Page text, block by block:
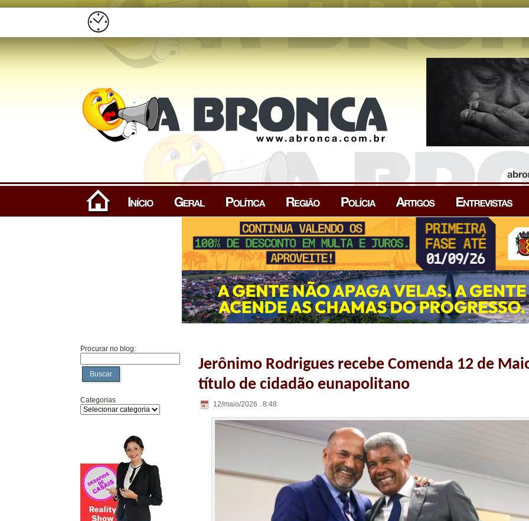
Procurar no blog:
Buscar
Categorias
Jerônimo Rodrigues recebe Comenda 12 de
título de cidadão eunapolitano
12/maio/2026 . 8:48